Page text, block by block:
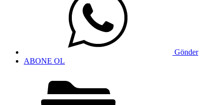
Gönder
ABONE OL